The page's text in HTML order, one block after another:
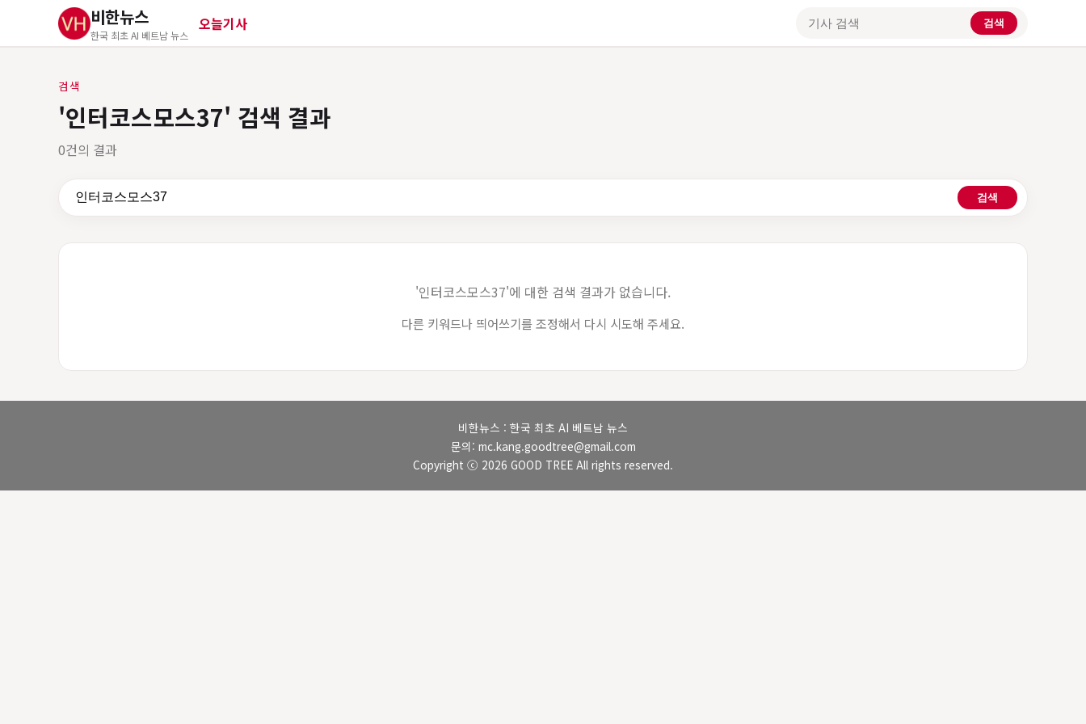
비한뉴스
한국 최초 AI 베트남 뉴스
오늘기사 기사 검색 검색
검색
'인터코스모스37' 검색 결과
0건의 결과
검색어 검색
'인터코스모스37'에 대한 검색 결과가 없습니다.
다른 키워드나 띄어쓰기를 조정해서 다시 시도해 주세요.
비한뉴스 : 한국 최초 AI 베트남 뉴스
문의: mc.kang.goodtree@gmail.com
Copyright ⓒ 2026 GOOD TREE All rights reserved.